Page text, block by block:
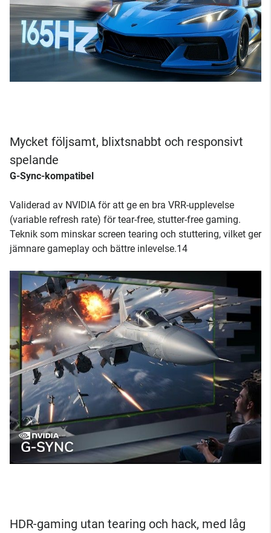
Mycket följsamt, blixtsnabbt och responsivt
spelande
G-Sync-kompatibel
Validerad av NVIDIA för att ge en bra VRR-upplevelse
(variable refresh rate) för tear-free, stutter-free gaming.
Teknik som minskar screen tearing och stuttering, vilket ger
jämnare gameplay och bättre inlevelse.14
HDR-gaming utan tearing och hack, med låg